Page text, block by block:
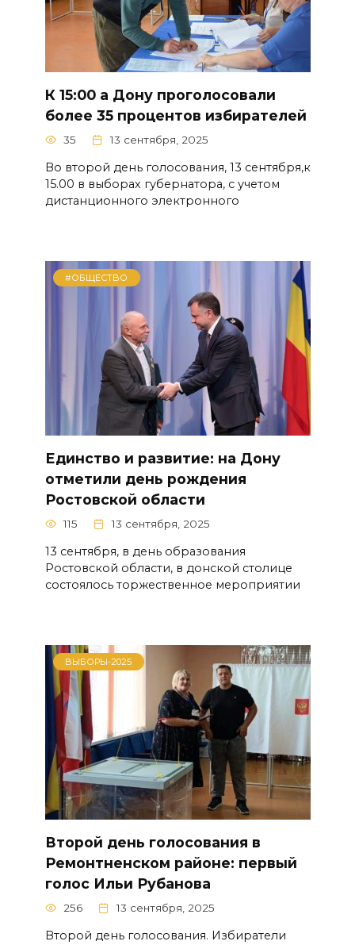
К 15:00 а Дону проголосовали
более 35 процентов избирателей
35 13 сентября, 2025
Во второй день голосования, 13 сентября,к
15.00 в выборах губернатора, с учетом
дистанционного электронного
#ОБЩЕСТВО
Единство и развитие: на Дону
отметили день рождения
Ростовской области
115 13 сентября, 2025
13 сентября, в день образования
Ростовской области, в донской столице
состоялось торжественное мероприятии
ВЫБОРЫ-2025
Второй день голосования в
Ремонтненском районе: первый
голос Ильи Рубанова
256 13 сентября, 2025
Второй день голосования. Избиратели